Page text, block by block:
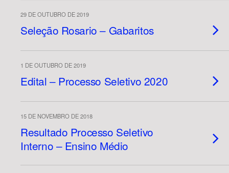
29 DE OUTUBRO DE 2019
Seleção Rosario – Gabaritos
1 DE OUTUBRO DE 2019
Edital – Processo Seletivo 2020
15 DE NOVEMBRO DE 2018
Resultado Processo Seletivo
Interno – Ensino Médio